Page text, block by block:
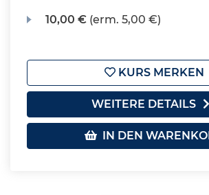
10,00 € (erm. 5,00 €)
KURS MERKEN
WEITERE DETAILS
IN DEN